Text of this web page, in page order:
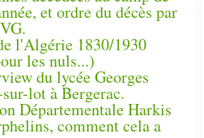
et ordre du décès par
l'Algérie 1830/1930
les nuls...)
du lycée Georges
lot à Bergerac.
Départementale Harkis
comment cela a